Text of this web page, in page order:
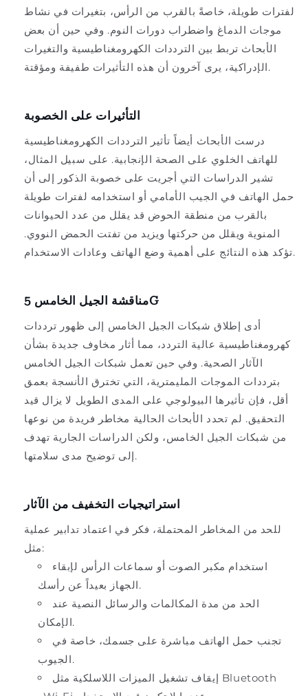
لفترات طويلة، خاصةً بالقرب من الرأس، بتغيرات في نشاط
موجات الدماغ واضطراب دورات النوم. وفي حين أن بعض
الأبحاث تربط بين الترددات الكهرومغناطيسية والتغيرات
الإدراكية، يرى آخرون أن هذه التأثيرات طفيفة ومؤقتة.
التأثيرات على الخصوبة
درست الأبحاث أيضاً تأثير الترددات الكهرومغناطيسية
للهاتف الخلوي على الصحة الإنجابية. على سبيل المثال،
تشير الدراسات التي أجريت على خصوبة الذكور إلى أن
حمل الهاتف في الجيب الأمامي أو استخدامه لفترات طويلة
بالقرب من منطقة الحوض قد يقلل من عدد الحيوانات
المنوية ويقلل من حركتها ويزيد من تفتت الحمض النووي.
تؤكد هذه النتائج على أهمية وضع الهاتف وعادات الاستخدام.
مناقشة الجيل الخامس 5G
أدى إطلاق شبكات الجيل الخامس إلى ظهور ترددات
كهرومغناطيسية عالية التردد، مما أثار مخاوف جديدة بشأن
الآثار الصحية. وفي حين تعمل شبكات الجيل الخامس
بترددات الموجات المليمترية، التي تخترق الأنسجة بعمق
أقل، فإن تأثيرها البيولوجي على المدى الطويل لا يزال قيد
التحقيق. لم تحدد الأبحاث الحالية مخاطر فريدة من نوعها
من شبكات الجيل الخامس، ولكن الدراسات الجارية تهدف
إلى توضيح مدى سلامتها.
استراتيجيات التخفيف من الآثار
للحد من المخاطر المحتملة، فكر في اعتماد تدابير عملية
مثل:
استخدام مكبر الصوت أو سماعات الرأس لإبقاء
الجهاز بعيداً عن رأسك.
الحد من مدة المكالمات والرسائل النصية عند
الإمكان.
تجنب حمل الهاتف مباشرة على جسمك، خاصة في
الجيوب.
إيقاف تشغيل الميزات اللاسلكية مثل Bluetooth